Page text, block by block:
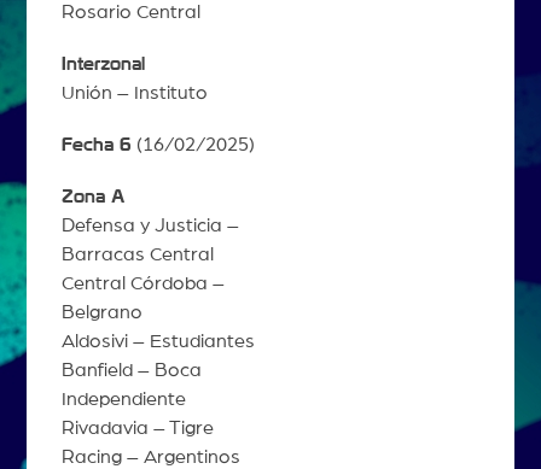
Rosario Central
Interzonal
Unión – Instituto
Fecha 6 (16/02/2025)
Zona A
Defensa y Justicia –
Barracas Central
Central Córdoba –
Belgrano
Aldosivi – Estudiantes
Banfield – Boca
Independiente
Rivadavia – Tigre
Racing – Argentinos